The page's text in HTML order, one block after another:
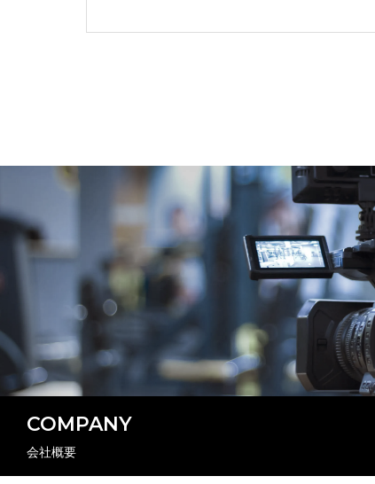
COMPANY
会社概要